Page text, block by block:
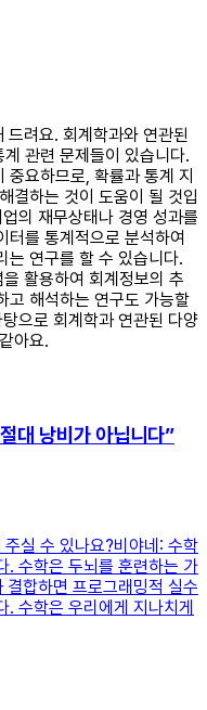
드려요. 회계학과와 연관된
관련 문제들이 있습니다.
중요하므로, 확률과 통계 지
결하는 것이 도움이 될 것입
의 재무상태나 경영 성과를
터를 통계적으로 분석하여
는 연구를 할 수 있습니다.
활용하여 회계정보의 추
고 해석하는 연구도 가능할
으로 회계학과 연관된 다양
아요.
대 낭비가 아닙니다”
실 수 있나요?비야네: 수학
. 수학은 두뇌를 훈련하는 가
합하면 프로그래밍적 실수
수학은 우리에게 지나치게